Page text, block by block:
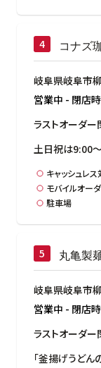
コナズ
岐阜県岐阜市
営業中 - 閉店
ラストオーダ
土日祝は9:00
キャッシュレ
モバイルオー
駐車場
丸亀製
岐阜県岐阜市
営業中 - 閉店
ラストオーダ
「釜揚げうどん